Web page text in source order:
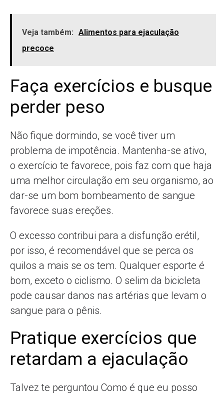
Veja também: Alimentos para ejaculação
precoce
Faça exercícios e busque
perder peso
Não fique dormindo, se você tiver um
problema de impotência. Mantenha-se ativo,
o exercício te favorece, pois faz com que haja
uma melhor circulação em seu organismo, ao
dar-se um bom bombeamento de sangue
favorece suas ereções.
O excesso contribui para a disfunção erétil,
por isso, é recomendável que se perca os
quilos a mais se os tem. Qualquer esporte é
bom, exceto o ciclismo. O selim da bicicleta
pode causar danos nas artérias que levam o
sangue para o pênis.
Pratique exercícios que
retardam a ejaculação
Talvez te perguntou Como é que eu posso